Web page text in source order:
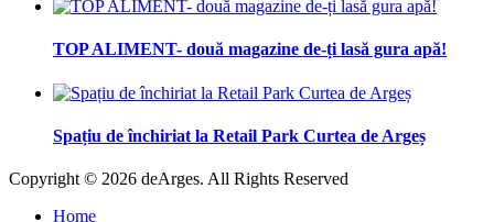
TOP ALIMENT- două magazine de-ți lasă gura apă!
Spațiu de închiriat la Retail Park Curtea de Argeș
Copyright © 2026 deArges. All Rights Reserved
Home